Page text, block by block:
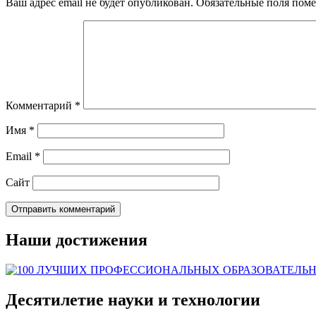
Ваш адрес email не будет опубликован. Обязательные поля
Комментарий *
Имя *
Email *
Сайт
Наши достижения
Десятилетие науки и технологии